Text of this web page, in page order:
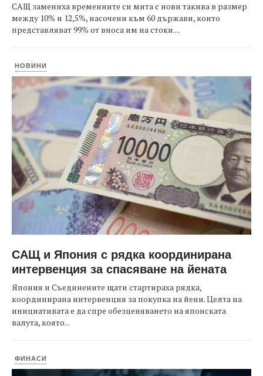
САЩ замениха временните си мита с нови такива в размер
между 10% и 12,5%, насочени към 60 държави, които
представляват 99% от вноса им на стоки....
НОВИНИ
САЩ и Япония с рядка координирана
интервенция за спасяване на йената
Япония и Съединените щати стартираха рядка,
координирана интервенция за покупка на йени. Целта на
инициативата е да спре обезценяването на японската
валута, която...
ФИНАСИ